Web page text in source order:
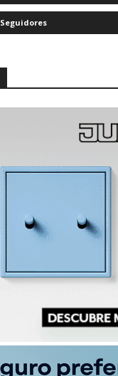
Seguidores